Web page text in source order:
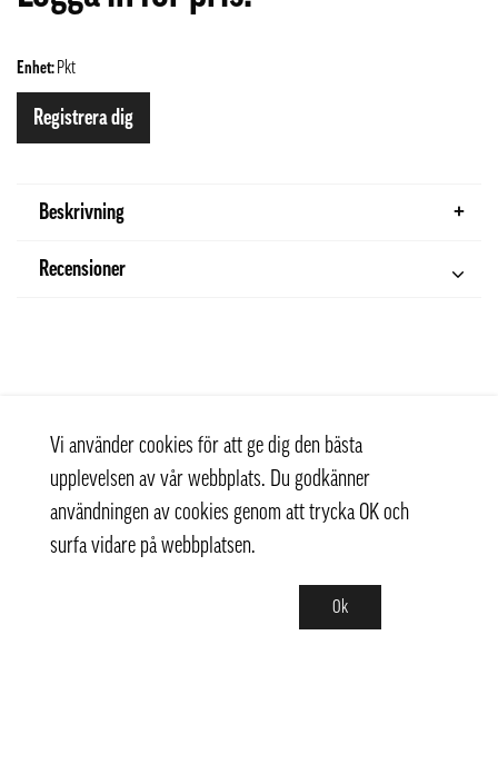
Enhet: Pkt
Registrera dig
Beskrivning
Recensioner
Vi använder cookies för att ge dig den bästa
upplevelsen av vår webbplats. Du godkänner
användningen av cookies genom att trycka OK och
surfa vidare på webbplatsen.
Ok